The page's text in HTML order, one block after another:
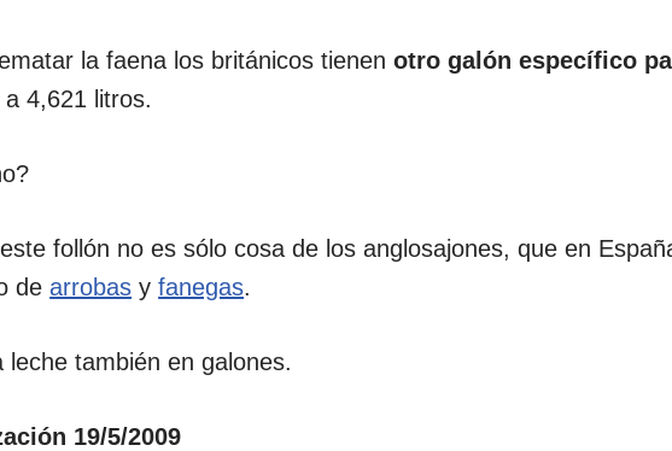
la faena los británicos tienenotro galón específico
4,621 litros.
follón no es sólo cosa de los anglosajones, que en
dearrobas yfanegas.
leche también en galones.
19/5/2009